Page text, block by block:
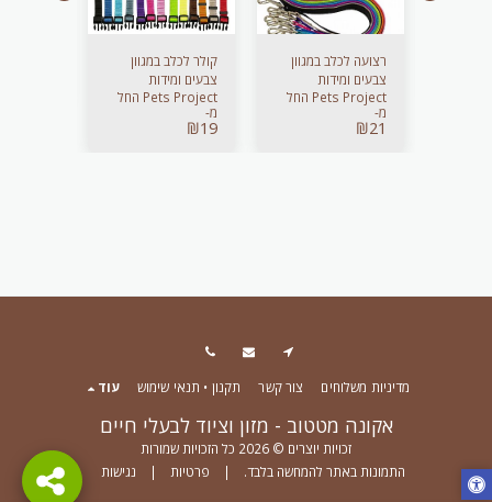
רצועה לכלב במגוון
צבעים ומידות
Pets Project החל
מ-
₪21
קולר לכלב במגוון
צבעים ומידות
Pets Project החל
מ-
₪19
אקונה מטטוב - מזון וציוד לבעלי חיים
זכויות יוצרים © 2026 כל הזכויות שמורות
התמונות באתר להמחשה בלבד. | פרטיות | נגישות
מדיניות משלוחים צור קשר תקנון • תנאי שימוש עוד